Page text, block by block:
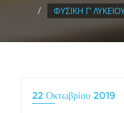
ΦΥΣΙΚΗ Γ’
22 Οκτωβρίου 2019